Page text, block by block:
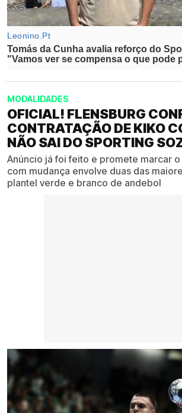
MODALIDADES
OFICIAL! FLENSBURG
CONTRATAÇÃO DE KIKO
NÃO SAI DO SPORTING
Anúncio já foi feito e promete marcar
com mudança envolve duas das
plantel verde e branco de andebol